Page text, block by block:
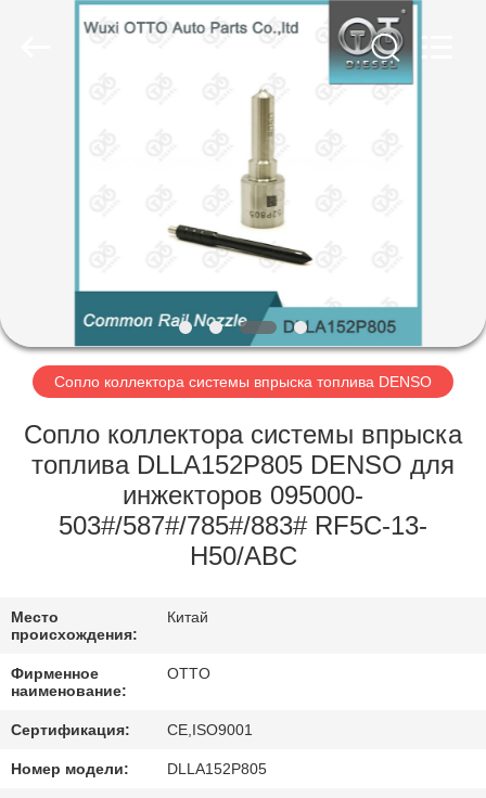
ЭКСКУРСИЯ
ПО
ЗАВОДУ
КОНТРОЛЬ
КАЧЕСТВА
С
НАМИ
ЗАПРОСИТЕ
ЦИТАТУ
Сопло коллектора системы впрыска топлива DENSO
Сопло коллектора системы впрыска
топлива DLLA152P805 DENSO для
инжекторов 095000-
503#/587#/785#/883# RF5C-13-
H50/ABC
Место
происхождения:
Китай
Фирменное
наименование:
OTTO
Сертификация: CE,ISO9001
Номер модели: DLLA152P805